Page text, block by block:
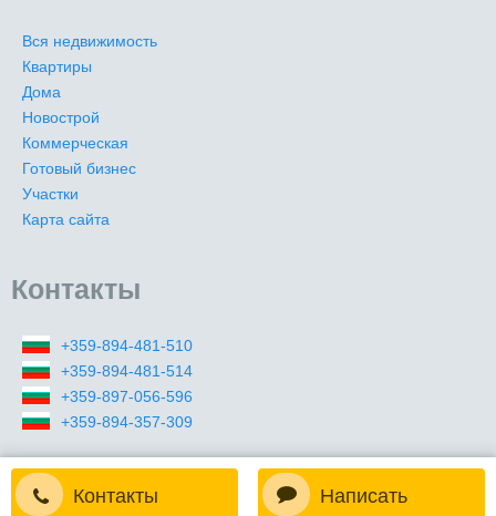
Контакты Написать
Вся недвижимость
Квартиры
Дома
Новострой
Коммерческая
Готовый бизнес
Участки
Карта сайта
Контакты
+359-894-481-510
+359-894-481-514
+359-897-056-596
+359-894-357-309